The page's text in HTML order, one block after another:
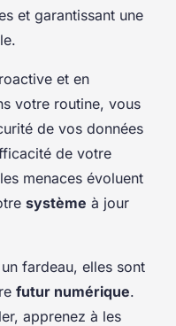
et garantissant une
et en
votre routine, vous
de vos données
de votre
menaces évoluent
système à jour
fardeau, elles sont
futur numérique.
apprenez à les